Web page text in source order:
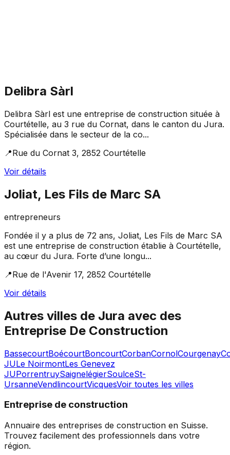
Delibra Sàrl
Delibra Sàrl est une entreprise de construction située à
Courtételle, au 3 rue du Cornat, dans le canton du Jura.
Spécialisée dans le secteur de la co...
📍Rue du Cornat 3, 2852 Courtételle
Voir détails
Joliat, Les Fils de Marc SA
entrepreneurs
Fondée il y a plus de 72 ans, Joliat, Les Fils de Marc SA
est une entreprise de construction établie à Courtételle,
au cœur du Jura. Forte d’une longu...
📍Rue de l'Avenir 17, 2852 Courtételle
Voir détails
Autres villes de Jura avec des
Entreprise De Construction
BassecourtBoécourtBoncourtCorbanCornolCourgenay
JULe NoirmontLes Genevez
JUPorrentruySaignelégierSoulceSt-
UrsanneVendlincourtVicquesVoir toutes les villes
Entreprise de construction
Annuaire des entreprises de construction en Suisse.
Trouvez facilement des professionnels dans votre
région.